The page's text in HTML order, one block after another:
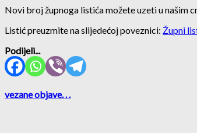
Novi broj župnoga listića možete uzeti u našim
Listić preuzmite na slijedećoj poveznici: Župni
Podijeli...
vezane objave. . .